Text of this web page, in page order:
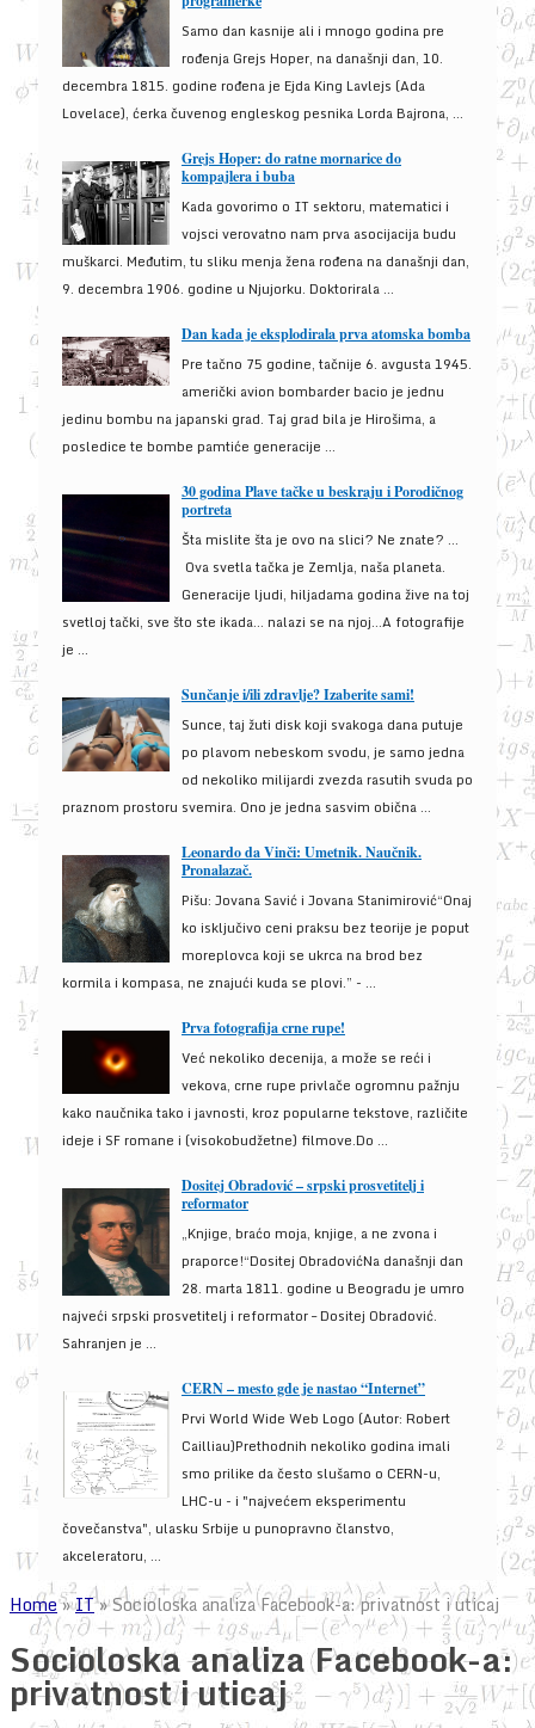
Samo dan kasnije ali i mnogo godina pre
rođenja Grejs Hoper, na današnji dan, 10.
decembra 1815. godine rođena je Ejda King Lavlejs (Ada
Lovelace), ćerka čuvenog engleskog pesnika Lorda Bajrona, ...
Grejs Hoper: do ratne mornarice do
kompajlera i buba
Kada govorimo o IT sektoru, matematici i
vojsci verovatno nam prva asocijacija budu
muškarci. Međutim, tu sliku menja žena rođena na današnji dan,
9. decembra 1906. godine u Njujorku. Doktorirala ...
Dan kada je eksplodirala prva atomska bomba
Pre tačno 75 godine, tačnije 6. avgusta 1945.
američki avion bombarder bacio je jednu
jedinu bombu na japanski grad. Taj grad bila je Hirošima, a
posledice te bombe pamtiće generacije ...
30 godina Plave tačke u beskraju i Porodičnog
portreta
Šta mislite šta je ovo na slici? Ne znate? …
Ova svetla tačka je Zemlja, naša planeta.
Generacije ljudi, hiljadama godina žive na toj
svetloj tački, sve što ste ikada… nalazi se na njoj…A fotografije
je ...
Sunčanje i/ili zdravlje? Izaberite sami!
Sunce, taj žuti disk koji svakoga dana putuje
po plavom nebeskom svodu, je samo jedna
od nekoliko milijardi zvezda rasutih svuda po
praznom prostoru svemira. Ono je jedna sasvim obična ...
Leonardo da Vinči: Umetnik. Naučnik.
Pronalazač.
Pišu: Jovana Savić i Jovana Stanimirović“Onaj
ko isključivo ceni praksu bez teorije je poput
moreplovca koji se ukrca na brod bez
kormila i kompasa, ne znajući kuda se plovi.” - ...
Prva fotografija crne rupe!
Već nekoliko decenija, a može se reći i
vekova, crne rupe privlače ogromnu pažnju
kako naučnika tako i javnosti, kroz popularne tekstove, različite
ideje i SF romane i (visokobudžetne) filmove.Do ...
Dositej Obradović – srpski prosvetitelj i
reformator
„Knjige, braćo moja, knjige, a ne zvona i
praporce!“Dositej ObradovićNa današnji dan
28. marta 1811. godine u Beogradu je umro
najveći srpski prosvetitelj i reformator – Dositej Obradović.
Sahranjen je ...
CERN – mesto gde je nastao “Internet”
Prvi World Wide Web Logo (Autor: Robert
Cailliau)Prethodnih nekoliko godina imali
smo prilike da često slušamo o CERN-u,
LHC-u - i "najvećem eksperimentu
čovečanstva", ulasku Srbije u punopravno članstvo,
akceleratoru, ...
Home»IT»Socioloska analiza Facebook-a: privatnost i uticaj
Socioloska analiza Facebook-a:
privatnost i uticaj